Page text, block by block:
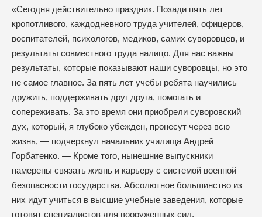
«Сегодня действительно праздник. Позади пять лет
кропотливого, каждодневного труда учителей, офицеров,
воспитателей, психологов, медиков, самих суворовцев, и
результаты совместного труда налицо. Для нас важны
результаты, которые показывают наши суворовцы, но это
не самое главное. За пять лет учебы ребята научились
дружить, поддерживать друг друга, помогать и
сопереживать. За это время они приобрели суворовский
дух, который, я глубоко убежден, пронесут через всю
жизнь, — подчеркнул начальник училища Андрей
Горбатенко. — Кроме того, нынешние выпускники
намерены связать жизнь и карьеру с системой военной
безопасности государства. Абсолютное большинство из
них идут учиться в высшие учебные заведения, которые
готовят специалистов для вооруженных сил,